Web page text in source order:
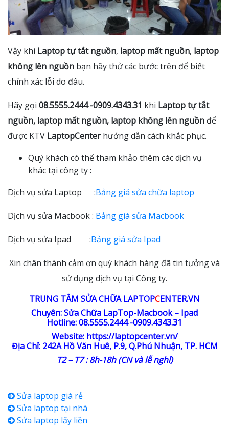
Vậy khi Laptop tự tắt nguồn, laptop mất nguồn, laptop
không lên nguồn bạn hãy thử các bước trên để biết
chính xác lỗi do đâu.
Hãy gọi 08.5555.2444 -0909.4343.31 khi Laptop tự tắt
nguồn, laptop mất nguồn, laptop không lên nguồn để
được KTV LaptopCenterhướng dẫn cách khắc phục.
Quý khách có thể tham khảo thêm các dịch vụ
khác tại công ty :
Dịch vụ sửa Laptop :Bảng giá sửa chữa laptop
Dịch vụ sửa Macbook : Bảng giá sửa Macbook
Dịch vụ sửa Ipad :Bảng giá sửa Ipad
Xin chân thành cảm ơn quý khách hàng đã tin tưởng và
sử dụng dịch vụ tại Công ty.
TRUNG TÂM SỬA CHỮA LAPTOPCENTER.VN
Chuyên: Sửa Chữa LapTop-Macbook – Ipad
Hotline: 08.5555.2444 -0909.4343.31
Website: https://laptopcenter.vn/
Địa Chỉ: 242A Hồ Văn Huê, P.9, Q.Phú Nhuận, TP. HCM
T2 – T7 : 8h-18h (CN và lễ nghỉ)
Sửa laptop giá rẻ
Sửa laptop tại nhà
Sửa laptop lấy liền